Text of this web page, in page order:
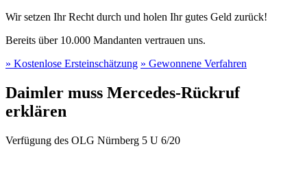
Wir setzen Ihr Recht durch und holen Ihr gutes Geld zurück!
Bereits über 10.000 Mandanten vertrauen uns.
» Kostenlose Ersteinschätzung » Gewonnene Verfahren
Daimler muss Mercedes-Rückruf
erklären
Verfügung des OLG Nürnberg 5 U 6/20